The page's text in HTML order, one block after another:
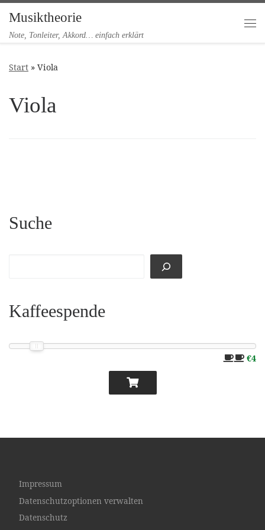
Zum Inhalt springen
Musiktheorie
Note, Tonleiter, Akkord… einfach erklärt
Start » Viola
Viola
Suche
Kaffeespende
€4
Impressum
Datenschutzoptionen verwalten
Datenschutz